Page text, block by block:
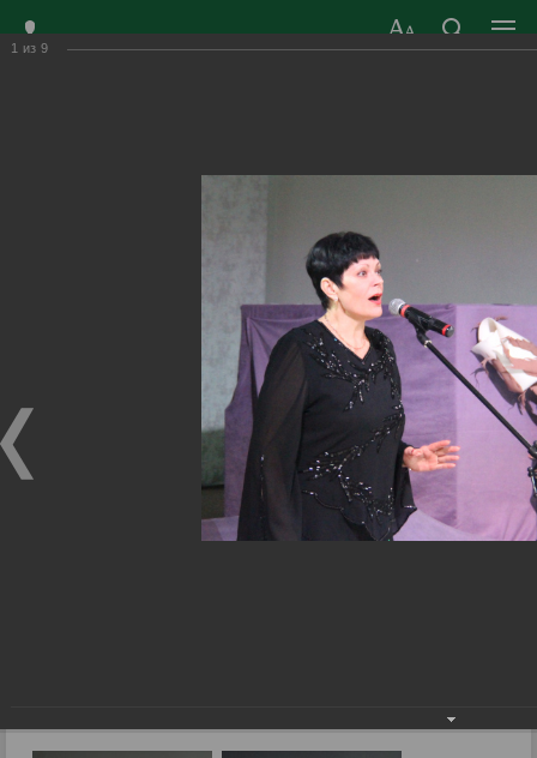
ВЛАДИМИРСКОЙ
г. Радужный, 1 квартал, д.55
Адрес здания администрации
radugn@avo.ru
Электронная почта
Главная Фотогалерея Новости
›
Вызов судьбы преодолеть, а преодолев, - победить!
Вызов судьбы преодолеть, а преодолев,
1 из 9